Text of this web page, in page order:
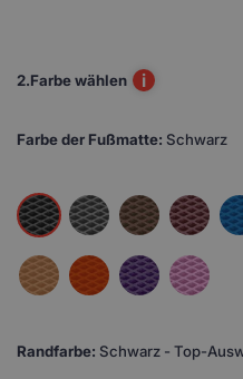
2.Farbe wählen i
Farbe der Fußmatte: Schwarz
Randfarbe: Schwarz - Top-